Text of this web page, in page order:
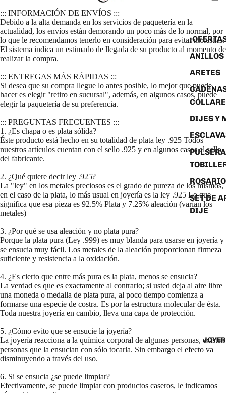
ANILLOS
ARETES
DIJES Y
SET DE
DIJE
::: INFORMACIÓN DE ENVÍOS :::
Debido a la alta demanda en los servicios de paquetería en la
actualidad, los envíos están demorando un poco más de lo normal, por
lo que le recomendamos tenerlo en consideración para evitar molestias.
El sistema indica un estimado de llegada de su producto al momento de
realizar la compra.
::: ENTREGAS MÁS RÁPIDAS :::
Si desea que su compra llegue lo antes posible, lo mejor que puede
hacer es elegir "retiro en sucursal", además, en algunos casos, puede
elegir la paquetería de su preferencia.
::: PREGUNTAS FRECUENTES :::
1. ¿Es chapa o es plata sólida?
Éste producto está hecho en su totalidad de plata ley .925 Todos
nuestros artículos cuentan con el sello .925 y en algunos casos el sello
del fabricante.
2. ¿Qué quiere decir ley .925?
La "ley" en los metales preciosos es el grado de pureza de los mismos,
en el caso de la plata, lo más usual en joyería es la ley .925 Lo que
significa que esa pieza es 92.5% Plata y 7.25% aleación (varían los
metales)
3. ¿Por qué se usa aleación y no plata pura?
Porque la plata pura (Ley .999) es muy blanda para usarse en joyería y
se ensucia muy fácil. Los metales de la aleación proporcionan firmeza
suficiente y resistencia a la oxidación.
4. ¿Es cierto que entre más pura es la plata, menos se ensucia?
La verdad es que es exactamente al contrario; si usted deja al aire libre
una moneda o medalla de plata pura, al poco tiempo comienza a
formarse una especie de costra. Es por la estructura molecular de ésta.
Toda nuestra joyería en cambio, lleva una capa de protección.
5. ¿Cómo evito que se ensucie la joyería?
La joyería reacciona a la química corporal de algunas personas, existen
personas que la ensucian con sólo tocarla. Sin embargo el efecto va
disminuyendo a través del uso.
6. Si se ensucia ¿se puede limpiar?
Efectivamente, se puede limpiar con productos caseros, le indicamos